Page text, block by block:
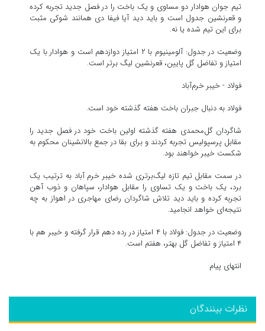
تیم جوان هوادار دو مساوی و یک باخت را در فصل جدید تجربه کرده
و قعرنشین جدول است و باید دید آیا فیفا دی همانند شوکی مثبت
برای این تیم شده یا نه.
وضعیت در جدول: آلومینیوم با ۲ امتیاز دوازدهم است و هوادار با یک
امتیاز و تفاضل گل پایین، قعرنشین لیگ برتر است.
فولاد - خیبر خرم‌آباد
فولاد به دنبال جبران باخت هفته گذشته خود است.
شاگردان گل‌محمدی هفته گذشته اولین باخت خود در فصل جدید را
مقابل پرسپولیس تجربه کردند و برای بقا در جمع بالانشینان محکوم به
شکست خیبر خواهند بود.
در سمت مقابل تیم تازه لیگ‌برتری شده خیبر خرم آباد به ترتیب یک
برد، یک باخت و یک تساوی را مقابل هوادار، سپاهان و ذوب آهن
تجربه کرده و باید دید تلاش شاگردان رضای مهاجری در اهواز به چه
نتیجه‌ای خواهد انجامید.
وضعیت در جدول: فولاد با ۴ امتیاز در رده دهم قرار گرفته و خیبر هم با
۴ امتیاز و تفاضل گل بهتر، هفتم است.
انتهای پیام
نظرات بینندگان